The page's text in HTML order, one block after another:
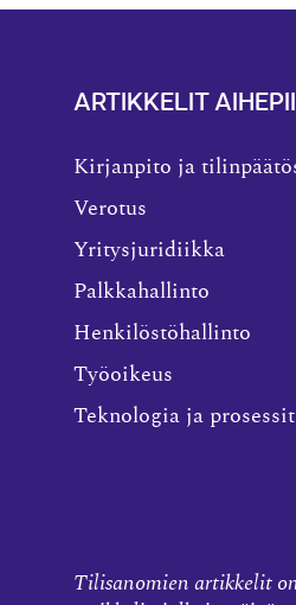
ARTIKKELIT
Kirjanpito ja
Verotus
Yritysjuridiikka
Palkkahallinto
Henkilöstöhallinto
Työoikeus
Teknologia ja prosessit
Tilisanomien artikkelit